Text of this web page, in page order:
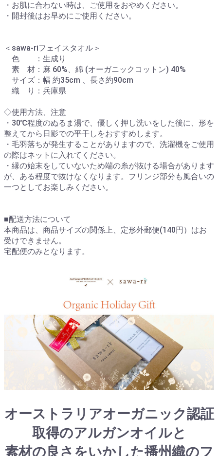
・お肌に合わない時は、ご使用をおやめください。
・開封後はお早めにご使用ください。
＜sawa-riフェイスタオル＞
色 ：生成り
素 材：麻 60%、綿 (オーガニックコットン) 40%
サイズ：幅 約35cm 、長さ約90cm
織 り：兵庫県
◇使用方法、注意
・30℃程度のぬるま湯で、優しく押し洗いをした後に、形を
整えてから日影での平干しをおすすめします。
・毛羽落ちが発生することがありますので、洗濯機をご使用
の際はネットに入れてください。
・縁の始末をしていないため端の糸が抜ける場合があります
が、ある程度で抜けなくなります。フリンジ部分も風合いの
一つとしてお楽しみください。
■配送方法について
本商品は、商品サイズの関係上、定形外郵便(140円）はお
受けできません。
宅配便のみとなります。
オーストラリアオーガニック認証
取得のアルガンオイルと
素材の良さをいかした播州織のフ